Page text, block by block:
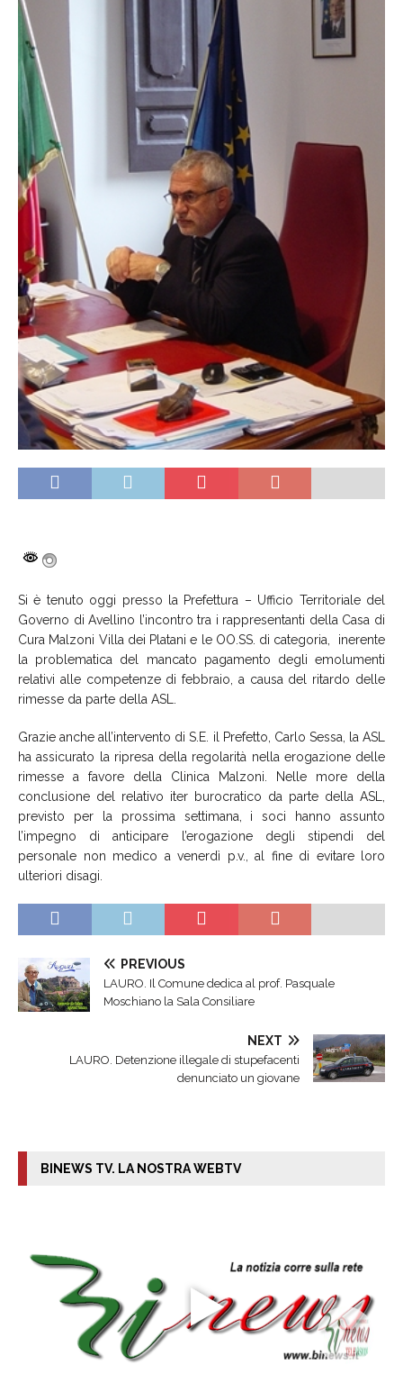
Si è tenuto oggi presso la Prefettura – Ufficio Territoriale del
Governo di Avellino l’incontro tra i rappresentanti della Casa di
Cura Malzoni Villa dei Platani e le OO.SS. di categoria, inerente
la problematica del mancato pagamento degli emolumenti
relativi alle competenze di febbraio, a causa del ritardo delle
rimesse da parte della ASL.
Grazie anche all’intervento di S.E. il Prefetto, Carlo Sessa, la ASL
ha assicurato la ripresa della regolarità nella erogazione delle
rimesse a favore della Clinica Malzoni. Nelle more della
conclusione del relativo iter burocratico da parte della ASL,
previsto per la prossima settimana, i soci hanno assunto
l’impegno di anticipare l’erogazione degli stipendi del
personale non medico a venerdì p.v., al fine di evitare loro
ulteriori disagi.
PREVIOUS
LAURO. Il Comune dedica al prof. Pasquale
Moschiano la Sala Consiliare
NEXT
LAURO. Detenzione illegale di stupefacenti
denunciato un giovane
BINEWS TV. LA NOSTRA WEBTV